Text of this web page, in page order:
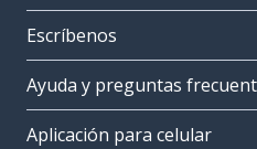
Escríbenos
Ayuda y preguntas
Aplicación para celular